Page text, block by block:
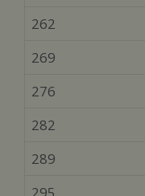
262
269
276
282
289